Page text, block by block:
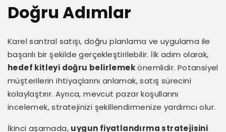
Doğru Adımlar
Karel santral satışı, doğru planlama ve uygulama ile
başarılı bir şekilde gerçekleştirilebilir. İlk adım olarak,
hedef kitleyi doğru belirlemekönemlidir. Potansiyel
müşterilerin ihtiyaçlarını anlamak, satış sürecini
kolaylaştırır. Ayrıca, mevcut pazar koşullarını
incelemek, stratejinizi şekillendirmenize yardımcı olur.
İkinci aşamada, uygun fiyatlandırma stratejisini